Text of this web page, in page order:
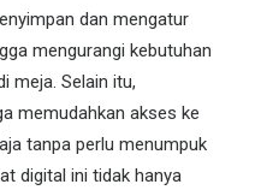
dan mengatur
mengurangi kebutuhan
meja. Selain itu,
memudahkan akses ke
tanpa perlu menumpuk
digital ini tidak hanya